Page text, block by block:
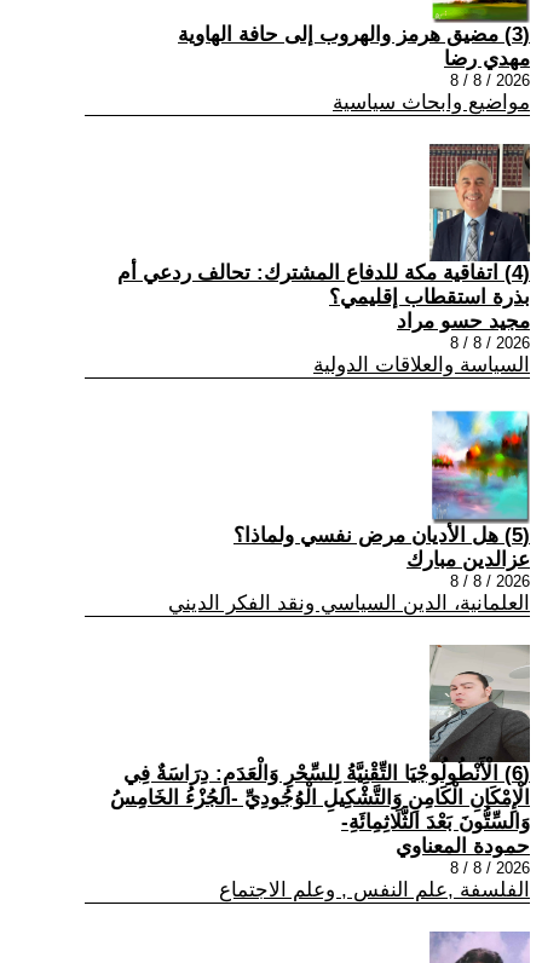
(3) مضيق هرمز والهروب إلى حافة الهاوية
مهدي رضا
2026 / 8 / 8
مواضيع وابحاث سياسية
(4) اتفاقية مكة للدفاع المشترك: تحالف ردعي أم
بذرة استقطاب إقليمي؟
مجيد حسو مراد
2026 / 8 / 8
السياسة والعلاقات الدولية
(5) هل الأديان مرض نفسي ولماذا؟
عزالدين مبارك
2026 / 8 / 8
العلمانية، الدين السياسي ونقد الفكر الديني
(6) الْأَنْطُولُوجْيَا التِّقْنِيَّةُ لِلسِّحْرِ وَالْعَدَمِ: دِرَاسَةٌ فِي
الْإِمْكَانِ الْكَامِنِ وَالتَّشْكِيلِ الْوُجُودِيِّ -الجُزْءُ الخَامِسُ
وَالسِّتُّونَ بَعْدَ الثَّلَاثِمِائَةِ-
حمودة المعناوي
2026 / 8 / 8
الفلسفة ,علم النفس , وعلم الاجتماع